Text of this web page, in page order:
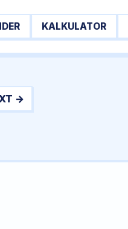
KALKULATOR
→